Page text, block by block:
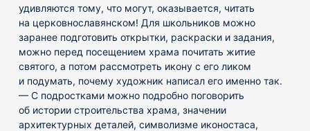
удивляются тому, что могут, оказывается, читать
на церковнославянском! Для школьников можно
заранее подготовить открытки, раскраски и задания,
можно перед посещением храма почитать житие
святого, а потом рассмотреть икону с его ликом
и подумать, почему художник написал его именно так.
— С подростками можно подробно поговорить
об истории строительства храма, значении
архитектурных деталей, символизме иконостаса,